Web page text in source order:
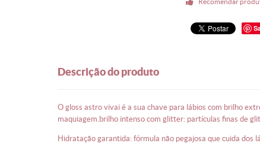
descrição do produto
o gloss astro vivai é a sua chave para lábios com brilho extremo e alta hidratação. desenvolvido para quem busca um acabamento luminoso e confortável, este gloss se destaca no mercado de
maquiagem.brilho intenso com glitter: partículas finas de
hidratação garantida: fórmula não pegajosa que cuida